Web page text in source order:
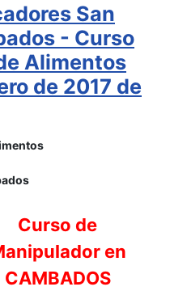
San
- Curso
Alimentos
de 2017 de
Curso de
en
CAMBADOS